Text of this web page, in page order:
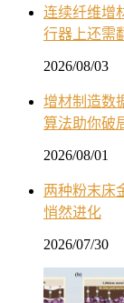
连续纤维增
行器上还需
2026/08/03
增材制造数
算法助你破
2026/08/01
两种粉末床
悄然进化
2026/07/30